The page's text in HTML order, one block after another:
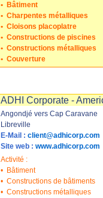
• Bâtiment
• Charpentes métalliques
• Cloisons placoplatre
• Constructions de piscines
• Constructions métalliques
• Couverture
ADHI Corporate -
Angondjé vers Cap Caravane
Libreville
E-Mail : client@adhicorp.com
Site web : www.adhicorp.com
Activité :
• Bâtiment
• Constructions de bâtiments
• Constructions métalliques